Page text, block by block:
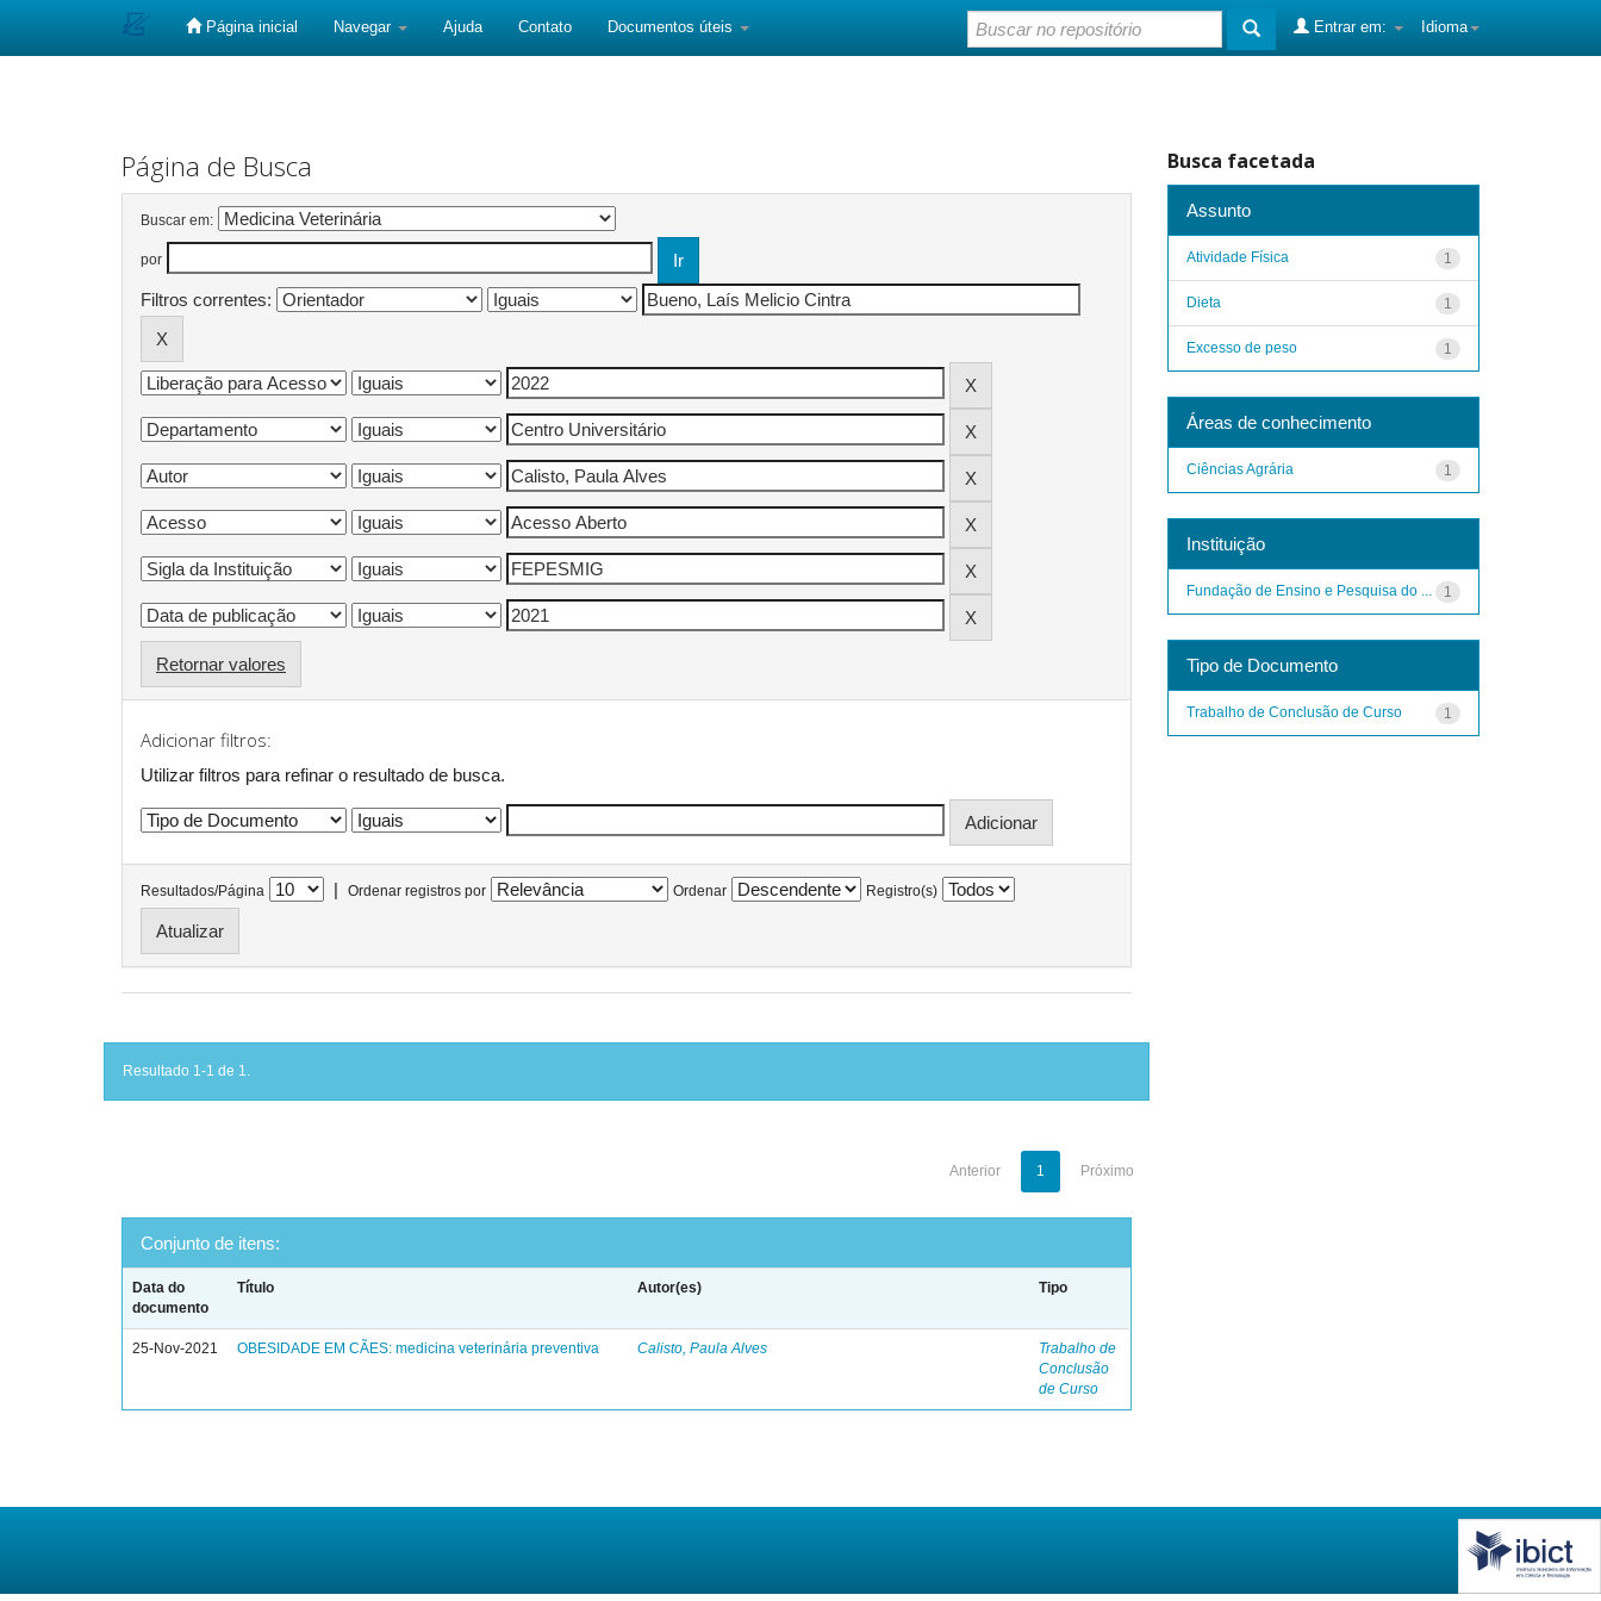
Página inicial Navegar Ajuda Contato Documentos úteis Idioma
Entrar em:
Página de Busca
Buscar em:
por
Filtros correntes:
Retornar valores
Adicionar filtros:
Utilizar filtros para refinar o resultado de busca.
Resultados/Página | Ordenar registros por Ordenar Registro(s)
Resultado 1-1 de 1.
Anterior 1 Próximo
Conjunto de itens:
Data do
documento
Título Autor(es) Tipo
25-Nov-2021 OBESIDADE EM CÃES: medicina veterinária preventiva Calisto, Paula Alves
Trabalho de
Conclusão
de Curso
Busca facetada
Assunto
1
Atividade Física
1
Dieta
1
Excesso de peso
Áreas de conhecimento
1
Ciências Agrária
Instituição
1
Fundação de Ensino e Pesquisa do ...
Tipo de Documento
1
Trabalho de Conclusão de Curso